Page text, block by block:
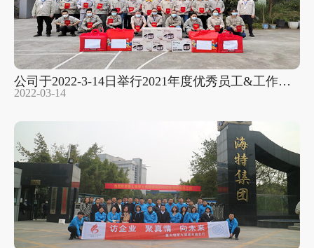
公司于2022-3-14日举行2021年度优秀员工&工作能
手暨保供先进个人奖励大会
2022-03-14